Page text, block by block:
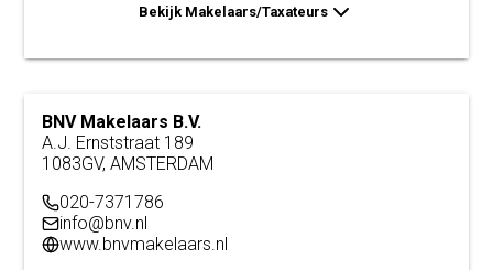
Bekijk Makelaars/Taxateurs
BNV Makelaars B.V.
A.J. Ernststraat 189
1083GV, AMSTERDAM
020-7371786
info@bnv.nl
www.bnvmakelaars.nl